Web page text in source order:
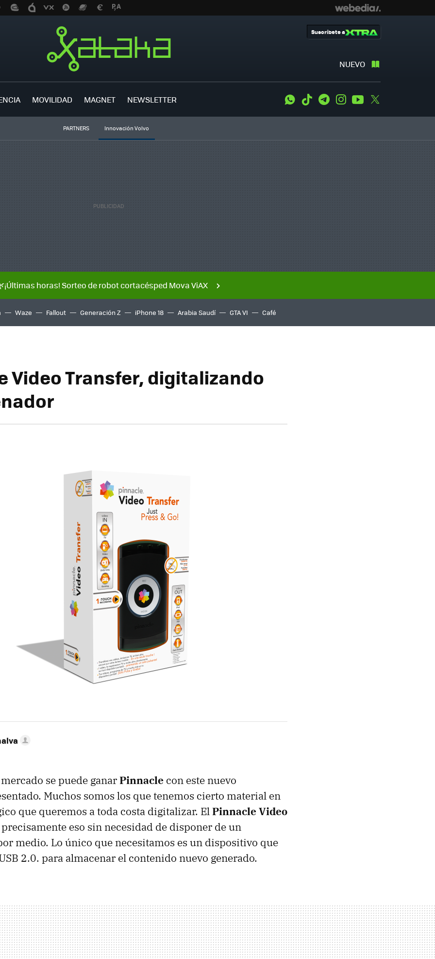
NUEVO
Suscríbete a
MOVILIDAD MAGNET NEWSLETTER WhatsApp
Tiktok TelegramInstagramYoutube
PARTNERS Innovación Volvo
horas! Sorteo de robot cortacésped Mova ViAX
Waze Fallout Generación Z iPhone 18 Arabia Saudí GTA VI Café
Video Transfer, digitalizando
se puede ganarPinnacle con este nuevo
Muchos somos los que tenemos cierto material en
que queremos a toda costa digitalizar. ElPinnacle Video
eso sin necesidad de disponer de un
medio. Lo único que necesitamos es un dispositivo que
2.0. para almacenar el contenido nuevo generado.